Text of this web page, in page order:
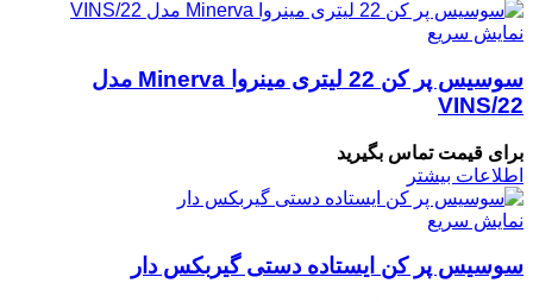
نمایش سریع
سوسیس پر کن 22 لیتری مینروا Minerva مدل
VINS/22
برای قیمت تماس بگیرید
اطلاعات بیشتر
نمایش سریع
سوسیس پر کن ایستاده دستی گیربکس دار